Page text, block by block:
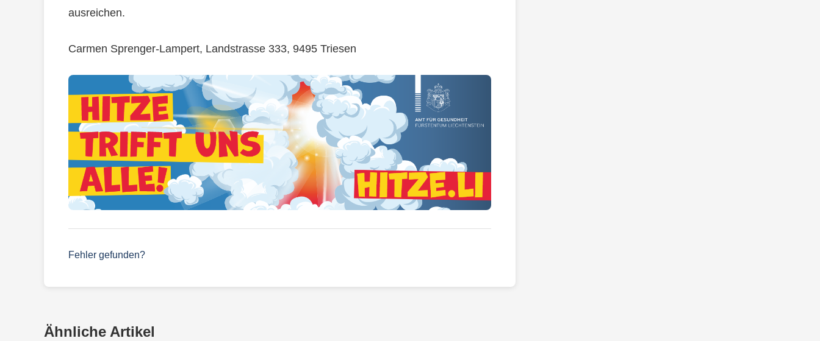
ausreichen.
Carmen Sprenger-Lampert, Landstrasse 333, 9495 Triesen
Fehler gefunden?
Ähnliche Artikel